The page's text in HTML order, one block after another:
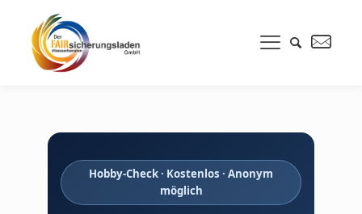
Hobby-Check · Kostenlos · Anonym
möglich